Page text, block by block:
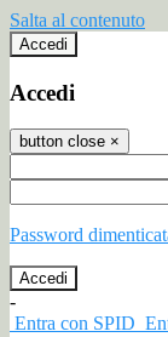
Salta al contenuto
Accedi
Accedi
button close ×
Password
-
Entra con SPID